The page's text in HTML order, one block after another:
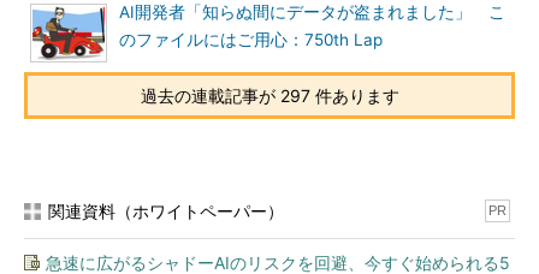
AI開発者「知らぬ間にデータが盗まれました」 こ
のファイルにはご用心：750th Lap
過去の連載記事が 297 件あります
関連資料（ホワイトペーパー） PR
急速に広がるシャドーAIのリスクを回避、今すぐ始められる5